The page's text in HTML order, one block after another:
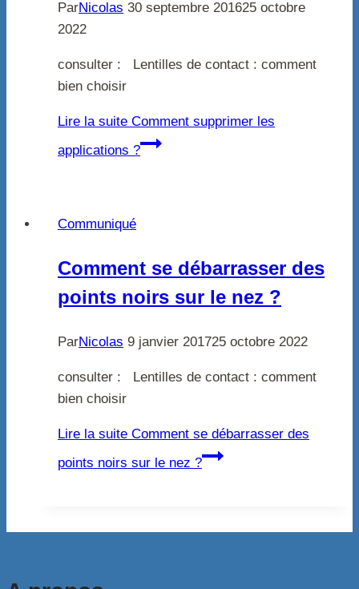
ParNicolas 30 septembre 201625 octobre
2022
consulter : Lentilles de contact : comment
bien choisir
Lire la suite Comment supprimer les
applications ?
Communiqué
Comment se débarrasser des
points noirs sur le nez ?
ParNicolas 9 janvier 201725 octobre 2022
consulter : Lentilles de contact : comment
bien choisir
Lire la suite Comment se débarrasser des
points noirs sur le nez ?